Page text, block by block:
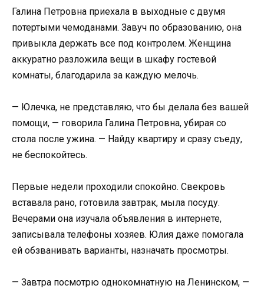
Галина Петровна приехала в выходные с двумя
потертыми чемоданами. Завуч по образованию, она
привыкла держать все под контролем. Женщина
аккуратно разложила вещи в шкафу гостевой
комнаты, благодарила за каждую мелочь.
— Юлечка, не представляю, что бы делала без вашей
помощи, — говорила Галина Петровна, убирая со
стола после ужина. — Найду квартиру и сразу съеду,
не беспокойтесь.
Первые недели проходили спокойно. Свекровь
вставала рано, готовила завтрак, мыла посуду.
Вечерами она изучала объявления в интернете,
записывала телефоны хозяев. Юлия даже помогала
ей обзванивать варианты, назначать просмотры.
— Завтра посмотрю однокомнатную на Ленинском, —